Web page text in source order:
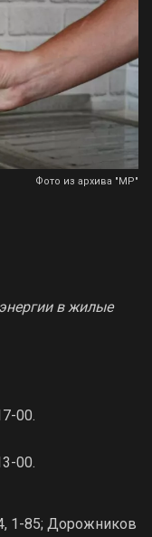
Фото из архива "МР"
в жилые
00.
00.
1-85; Дорожников